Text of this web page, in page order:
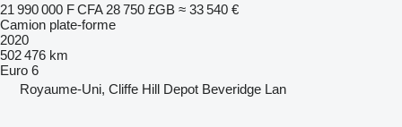
21 990 000 F CFA 28 750 £GB ≈ 33 540 €
Camion plate-forme
2020
502 476 km
Euro 6
Royaume-Uni, Cliffe Hill Depot Beveridge Lan